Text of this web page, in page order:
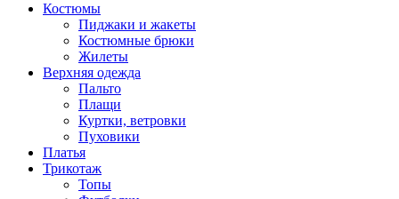
Костюмы
Пиджаки и жакеты
Костюмные брюки
Жилеты
Верхняя одежда
Пальто
Плащи
Куртки, ветровки
Пуховики
Платья
Трикотаж
Топы